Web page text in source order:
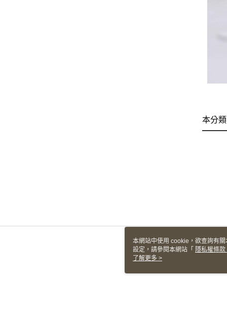
本分
本網站中使用 cookie，欲查詢有
設定，請參閱本網站「 隱私權條款
使用 cookie。
了解更多 >